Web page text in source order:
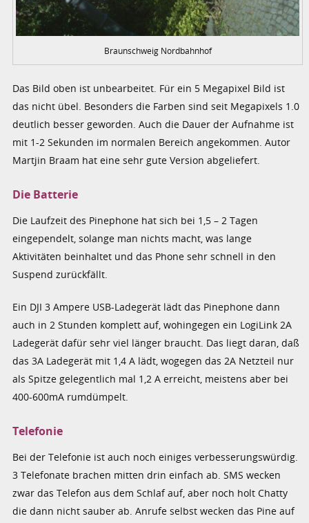
Braunschweig Nordbahnhof
Das Bild oben ist unbearbeitet. Für ein 5 Megapixel Bild ist
das nicht übel. Besonders die Farben sind seit Megapixels 1.0
deutlich besser geworden. Auch die Dauer der Aufnahme ist
mit 1-2 Sekunden im normalen Bereich angekommen. Autor
Martjin Braam hat eine sehr gute Version abgeliefert.
Die Batterie
Die Laufzeit des Pinephone hat sich bei 1,5 – 2 Tagen
eingependelt, solange man nichts macht, was lange
Aktivitäten beinhaltet und das Phone sehr schnell in den
Suspend zurückfällt.
Ein DJI 3 Ampere USB-Ladegerät lädt das Pinephone dann
auch in 2 Stunden komplett auf, wohingegen ein LogiLink 2A
Ladegerät dafür sehr viel länger braucht. Das liegt daran, daß
das 3A Ladegerät mit 1,4 A lädt, wogegen das 2A Netzteil nur
als Spitze gelegentlich mal 1,2 A erreicht, meistens aber bei
400-600mA rumdümpelt.
Telefonie
Bei der Telefonie ist auch noch einiges verbesserungswürdig.
3 Telefonate brachen mitten drin einfach ab. SMS wecken
zwar das Telefon aus dem Schlaf auf, aber noch holt Chatty
die dann nicht sauber ab. Anrufe selbst wecken das Pine auf